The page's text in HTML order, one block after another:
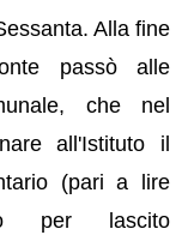
Alla fine
passò alle
che nel
all'Istituto il
(pari a lire
per lascito